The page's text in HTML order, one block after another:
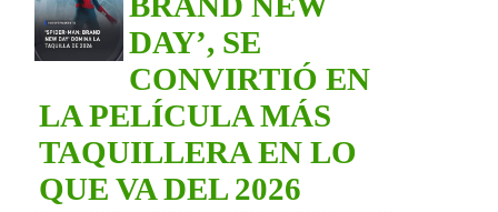
DAY’, SE
CONVIRTIÓ EN
LA PELÍCULA MÁS
TAQUILLERA EN LO
QUE VA DEL 2026